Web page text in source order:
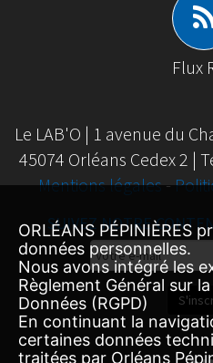
Flux
Le LAB'O | 1 avenue du
45074 Orléans Cedex 2 |
Mentions légales-
SUIVEZ NOTRE
Email
Subscription
ORLÉANS PÉPINIÈRES
données personnelles.
Nous avons intégré les
Règlement Général sur
Données (RGPD)
En continuant la
certaines données
traitées par Orléans